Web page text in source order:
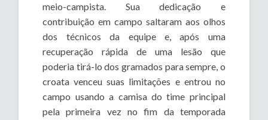
meio-campista. Sua dedicação e
contribuição em campo saltaram aos olhos
dos técnicos da equipe e, após uma
recuperação rápida de uma lesão que
poderia tirá-lo dos gramados para sempre, o
croata venceu suas limitações e entrou no
campo usando a camisa do time principal
pela primeira vez no fim da temporada